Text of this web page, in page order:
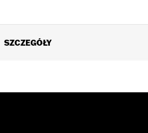
SZCZEGÓŁY
Breathable